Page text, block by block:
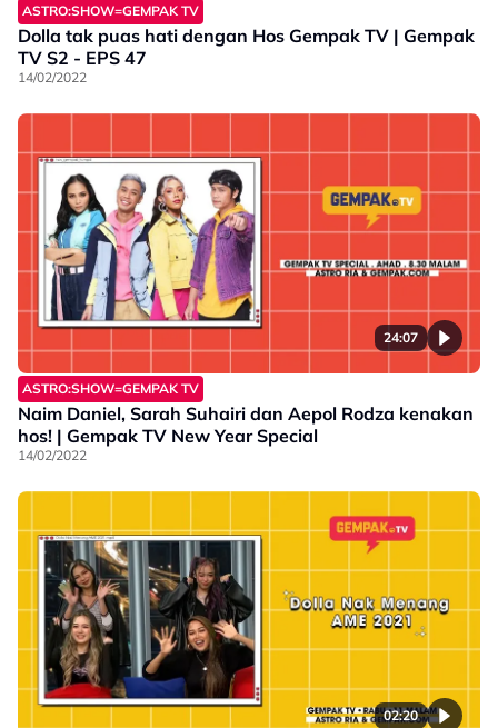
ASTRO:SHOW=GEMPAK TV
Dolla tak puas hati dengan Hos Gempak TV | Gempak
TV S2 - EPS 47
14/02/2022
24:07
ASTRO:SHOW=GEMPAK TV
Naim Daniel, Sarah Suhairi dan Aepol Rodza kenakan
hos! | Gempak TV New Year Special
14/02/2022
02:20